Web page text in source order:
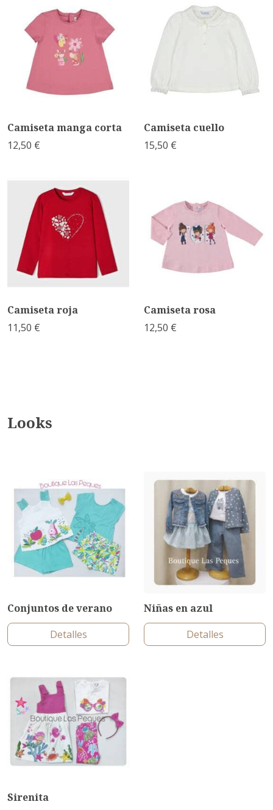
Camiseta manga corta
12,50 €
Camiseta cuello
15,50 €
Camiseta roja
11,50 €
Camiseta rosa
12,50 €
Looks
Conjuntos de verano
Detalles
Niñas en azul
Detalles
Sirenita